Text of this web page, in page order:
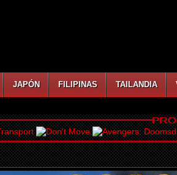
JAPÓN FILIPINAS TAILANDIA